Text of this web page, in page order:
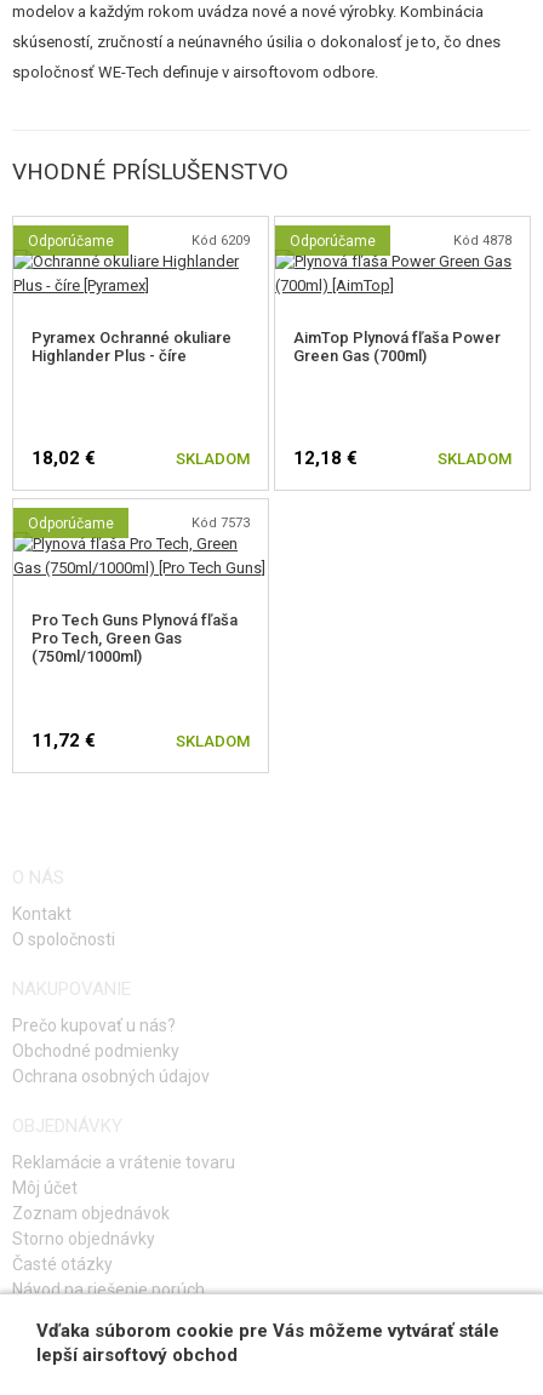
modelov a každým rokom uvádza nové a nové výrobky. Kombinácia
skúseností, zručností a neúnavného úsilia o dokonalosť je to, čo dnes
spoločnosť WE-Tech definuje v airsoftovom odbore.
VHODNÉ PRÍSLUŠENSTVO
Odporúčame Kód 6209
Pyramex Ochranné okuliare
Highlander Plus - číre
18,02 € SKLADOM
Odporúčame Kód 4878
AimTop Plynová fľaša Power
Green Gas (700ml)
12,18 € SKLADOM
Odporúčame Kód 7573
Pro Tech Guns Plynová fľaša
Pro Tech, Green Gas
(750ml/1000ml)
11,72 € SKLADOM
O NÁS
Kontakt
O spoločnosti
NAKUPOVANIE
Prečo kupovať u nás?
Obchodné podmienky
Ochrana osobných údajov
OBJEDNÁVKY
Reklamácie a vrátenie tovaru
Môj účet
Zoznam objednávok
Storno objednávky
Časté otázky
Návod na riešenie porúch
PRIHLÁS SA K ODBERU
Vďaka súborom cookie pre Vás môžeme vytvárať stále
lepší airsoftový obchod